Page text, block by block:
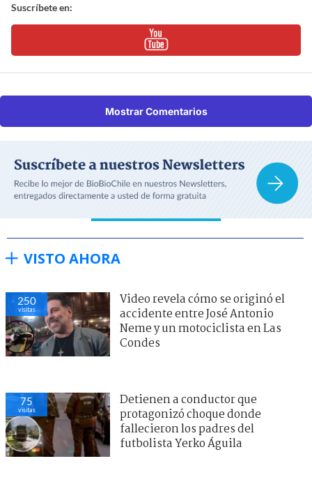
Suscríbete en:
Mostrar Comentarios
VISTO AHORA
250
visitas
Video revela cómo se originó el
accidente entre José Antonio
Neme y un motociclista en Las
Condes
75
visitas
Detienen a conductor que
protagonizó choque donde
fallecieron los padres del
futbolista Yerko Águila